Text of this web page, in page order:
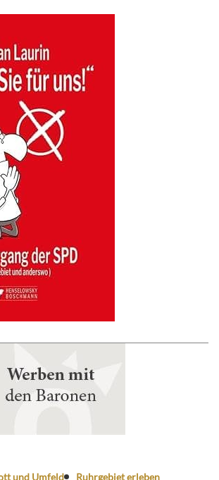
und Umfeld Ruhrgebiet erleben